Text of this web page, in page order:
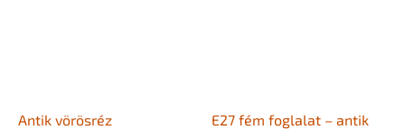
Antik vörösréz
E27 fém foglalat – antik